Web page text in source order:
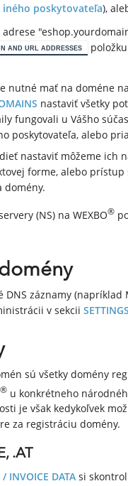
iného poskytovateľa),
AND URL ADDRESSES
mať na doméne
nastaviť všetky
fungovali u Vášho
poskytovateľa, alebo
nastaviť môžeme ich
forme, alebo
domény.
(NS) na WEXBO®
záznamy
v sekcii
sú všetky domény
® u konkrétneho
je však kedykoľvek
za registráciu domény.
.AT
/ INVOICE DATA si